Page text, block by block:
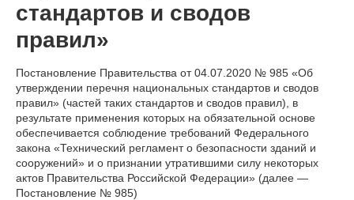
стандартов и сводов
правил»
Постановление Правительства от 04.07.2020 № 985 «Об
утверждении перечня национальных стандартов и сводов
правил» (частей таких стандартов и сводов правил), в
результате применения которых на обязательной основе
обеспечивается соблюдение требований Федерального
закона «Технический регламент о безопасности зданий и
сооружений» и о признании утратившими силу некоторых
актов Правительства Российской Федерации» (далее —
Постановление № 985)